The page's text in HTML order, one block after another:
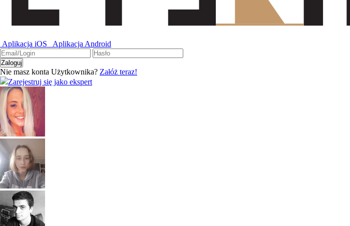
Aplikacja iOS Aplikacja Android
Nie masz konta Użytkownika? Załóż teraz!
Zarejestruj się jako ekspert